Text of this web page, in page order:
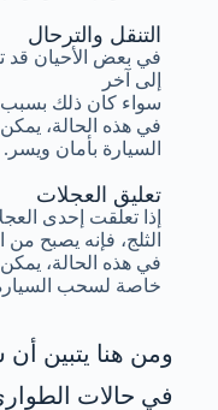
تعليق العجلات
إذا تعلقت إحدى
الثلج، فإنه يصبح
في هذه الحالة،
خاصة لسحب السيارة
التنقل والترحال
في بعض الأحيان قد
إلى آخر
سواء كان ذلك بسبب
في هذه الحالة،
السيارة بأمان ويسر.
ومن هنا يتبين
في حالات